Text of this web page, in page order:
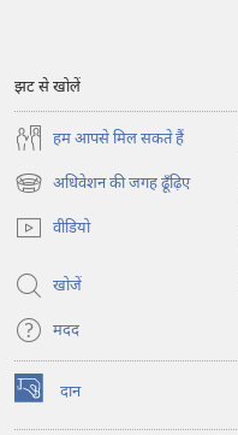
झट से खोलें
हम आपसे मिल सकते हैं
अधिवेशन की जगह ढूँढ़िए
(opens
new
window)
वीडियो
खोजें
मदद
दान
(opens
new